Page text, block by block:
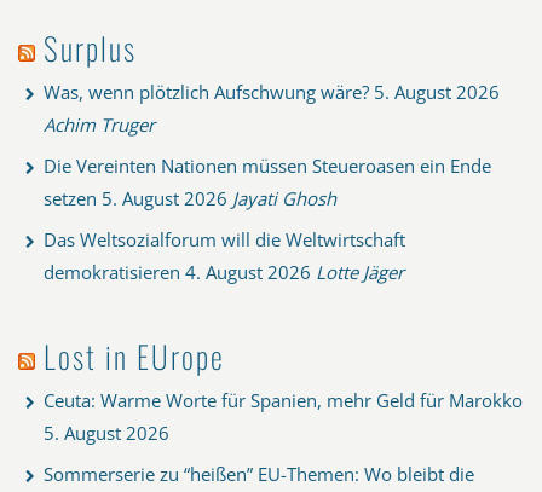
Surplus
Was, wenn plötzlich Aufschwung wäre? 5. August 2026
Achim Truger
Die Vereinten Nationen müssen Steueroasen ein Ende
setzen 5. August 2026 Jayati Ghosh
Das Weltsozialforum will die Weltwirtschaft
demokratisieren 4. August 2026 Lotte Jäger
Lost in EUrope
Ceuta: Warme Worte für Spanien, mehr Geld für Marokko
5. August 2026
Sommerserie zu “heißen” EU-Themen: Wo bleibt die